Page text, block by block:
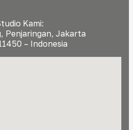
Kami:
Penjaringan, Jakarta
– Indonesia